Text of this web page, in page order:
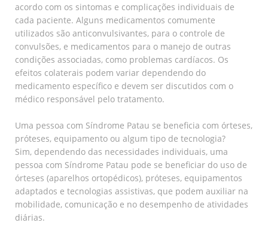
acordo com os sintomas e complicações individuais de
cada paciente. Alguns medicamentos comumente
utilizados são anticonvulsivantes, para o controle de
convulsões, e medicamentos para o manejo de outras
condições associadas, como problemas cardíacos. Os
efeitos colaterais podem variar dependendo do
medicamento específico e devem ser discutidos com o
médico responsável pelo tratamento.
Uma pessoa com Síndrome Patau se beneficia com órteses,
próteses, equipamento ou algum tipo de tecnologia?
Sim, dependendo das necessidades individuais, uma
pessoa com Síndrome Patau pode se beneficiar do uso de
órteses (aparelhos ortopédicos), próteses, equipamentos
adaptados e tecnologias assistivas, que podem auxiliar na
mobilidade, comunicação e no desempenho de atividades
diárias.